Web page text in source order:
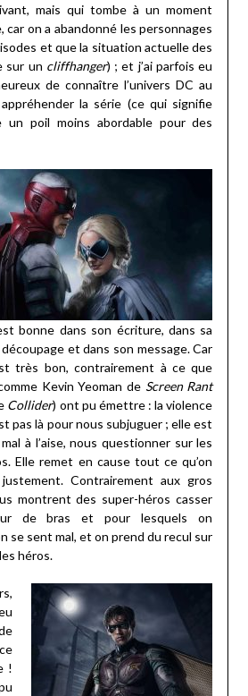
mais qui tombe à un moment
car on a abandonné les personnages
et que la situation actuelle des
sur un cliffhanger) ; et j’ai parfois eu
de connaître l’univers DC au
la série (ce qui signifie
un poil moins abordable pour des
bonne dans son écriture, dans sa
et dans son message. Car
très bon, contrairement à ce que
Kevin Yeoman de Screen Rant
Collider) ont pu émettre : la violence
pas là pour nous subjuguer ; elle est
à l’aise, nous questionner sur les
Elle remet en cause tout ce qu’on
Contrairement aux gros
montrent des super-héros casser
de bras et pour lesquels on
se sent mal, et on prend du recul sur
héros.
!